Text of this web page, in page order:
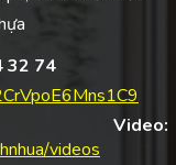
32 74
videos